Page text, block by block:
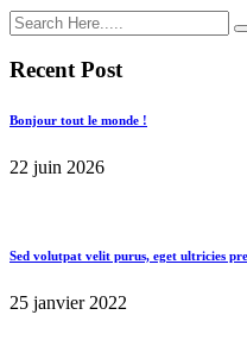
Recent Post
Bonjour tout le monde !
22 juin 2026
Sed volutpat velit purus, eget ultricies
25 janvier 2022